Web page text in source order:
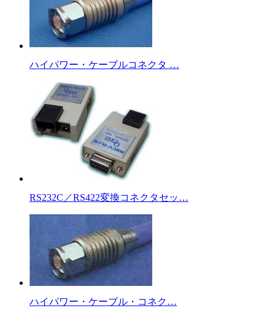
ハイパワー・ケーブルコネクタ …
RS232C／RS422変換コネクタセッ…
ハイパワー・ケーブル・コネク…